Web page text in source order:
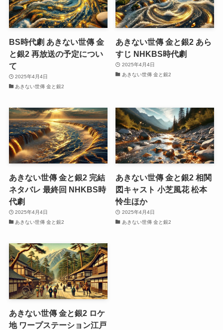
BS時代劇 あきない世傳 金
と銀2 再放送の予定につい
て
2025年4月4日
あきない世傳 金と銀2
あきない世傳 金と銀2 あら
すじ NHKBS時代劇
2025年4月4日
あきない世傳 金と銀2
あきない世傳 金と銀2 完結
ネタバレ 最終回 NHKBS時
代劇
2025年4月4日
あきない世傳 金と銀2
あきない世傳 金と銀2 相関
図キャスト 小芝風花 松本
怜生ほか
2025年4月4日
あきない世傳 金と銀2
あきない世傳 金と銀2 ロケ
地 ワープステーション江戸